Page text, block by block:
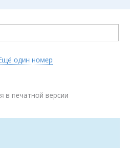
один номер
в печатной версии